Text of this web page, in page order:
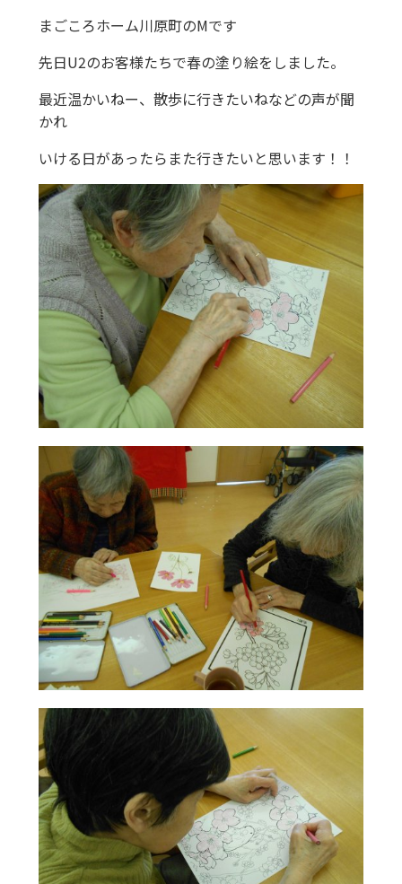
まごころホーム川原町のMです
先日U2のお客様たちで春の塗り絵をしました。
最近温かいねー、散歩に行きたいねなどの声が聞
かれ
いける日があったらまた行きたいと思います！！